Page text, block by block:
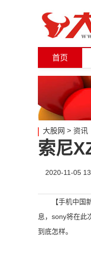
首页
大股网 > 资讯
索尼
2020-11-05
【手机中
息，sony将在此
到底怎样。